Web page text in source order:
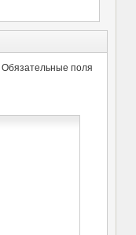
Обязательные поля